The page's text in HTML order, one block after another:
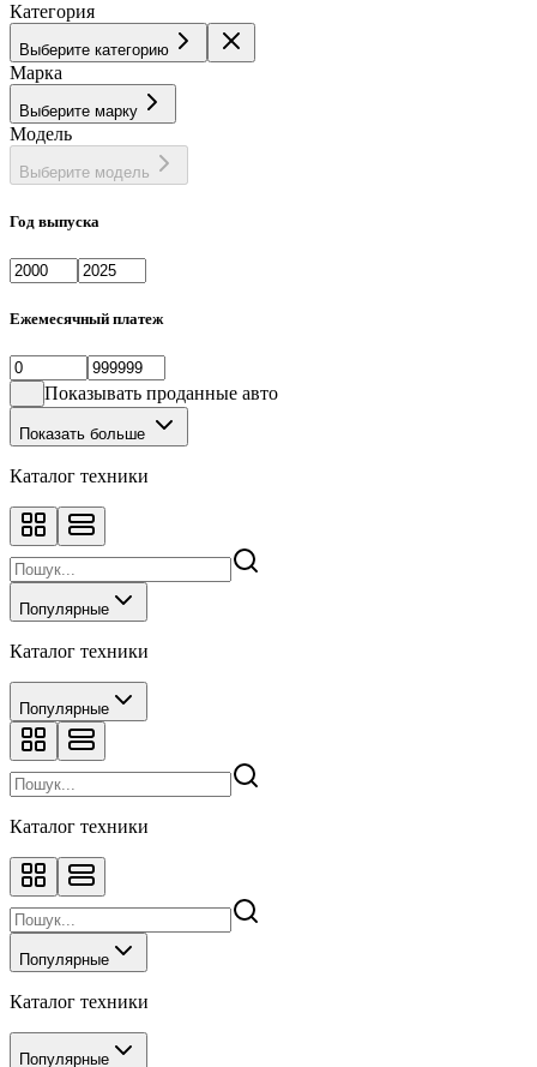
Категория
Выберите категорию
Марка
Выберите марку
Модель
Выберите модель
Год выпуска
Ежемесячный платеж
Показывать проданные авто
Показать больше
Каталог техники
Популярные
Каталог техники
Популярные
Каталог техники
Популярные
Каталог техники
Популярные